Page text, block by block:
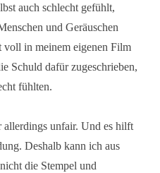
auch schlecht gefühlt,
und Geräuschen
in meinem eigenen Film
Schuld dafür zugeschrieben,
fühlten.
allerdings unfair. Und es hilft
Deshalb kann ich aus
die Stempel und